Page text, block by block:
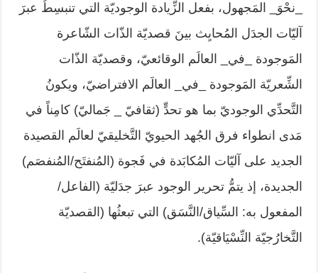
_نحْوَ_ المَجهول، بفعل الزِّيادة الوجوديّة التي تنبسِطُ عبرَ
آليّات الجدَل المُحايِث بينَ قصديّة الذّات الشّاعرة
المَوجودة _في_ العالَم الوقائعيّ، وقصديّة الذّات
الشِّعريّة المَوجودة _في_ العالَم الافتراضيّ، ويكونُ
التَّحدِّي الوجوديّ بما هو تحدٍّ (ثقافيّ _ جَماليّ) كامِناً في
مَدى انطواء فرق الجُهد الحيويّ التَّخليقيّ لعالَم القصيدة
الجديد على آليّات المُكابَدة في فَجوة (المُنفتَح/المُنفصَم)
الجديدة، إذ يتمُّ تحرير الوجود عبرَ جدَليّة (الفاعل/
المفعول به: السِّياق/النَّسَق) التي تبعثُها (القصديّة
التَّخارُجيّة النِّسْيَاقيّة).